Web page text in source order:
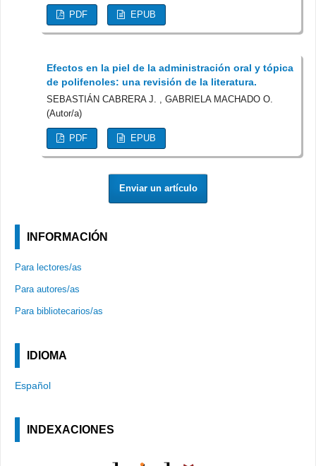
PDF EPUB
Efectos en la piel de la administración oral y tópica
de polifenoles: una revisión de la literatura.
SEBASTIÁN CABRERA J. , GABRIELA MACHADO O.
(Autor/a)
PDF EPUB
Enviar un artículo
INFORMACIÓN
Para lectores/as
Para autores/as
Para bibliotecarios/as
IDIOMA
Español
INDEXACIONES